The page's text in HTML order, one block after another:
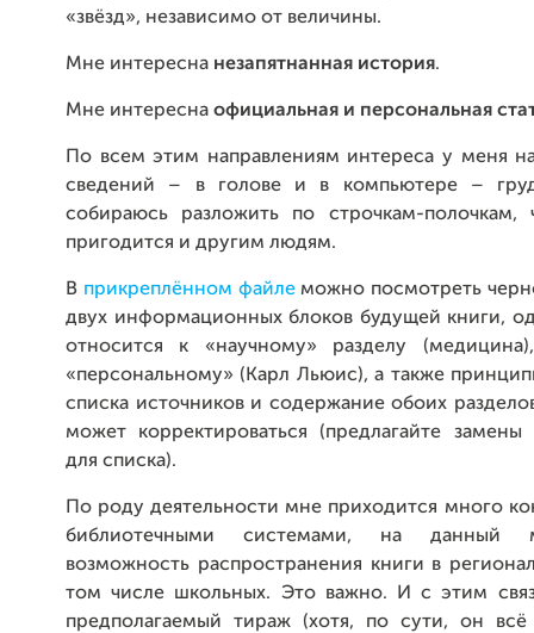
«звёзд», независимо от величины.
Мне интересна незапятнанная история.
Мне интересна официальная и персональная
По всем этим направлениям интереса у меня
сведений – в голове и в компьютере –
собираюсь разложить по строчкам-полочкам,
пригодится и другим людям.
В прикреплённом файлеможно посмотреть
двух информационных блоков будущей книги,
относится к «научному» разделу
«персональному» (Карл Льюис), а также
списка источников и содержание обоих
может корректироваться (предлагайте
для списка).
По роду деятельности мне приходится много
библиотечными системами, на данный
возможность распространения книги в
том числе школьных. Это важно. И с этим
предполагаемый тираж (хотя, по сути, он